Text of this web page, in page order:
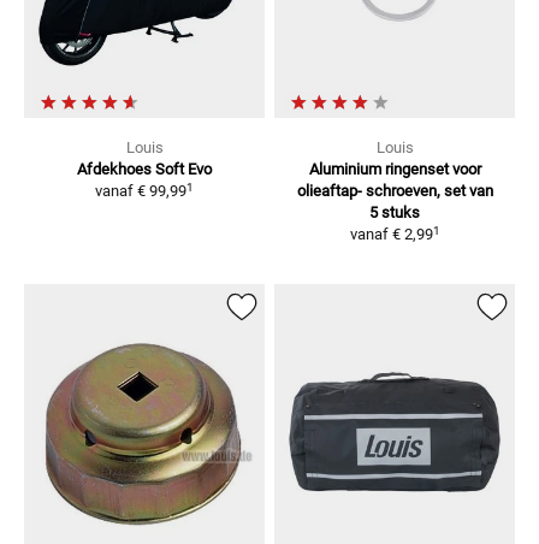
Louis
Afdekhoes Soft Evo
vanaf € 99,991
Louis
Aluminium ringenset voor
olieaftap- schroeven, set van
5 stuks
vanaf € 2,991